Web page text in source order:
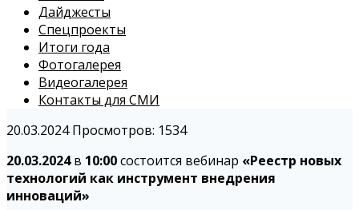
Дайджесты
Спецпроекты
Итоги года
Фотогалерея
Видеогалерея
Контакты для СМИ
20.03.2024 Просмотров: 1534
20.03.2024в 10:00состоится вебинар «Реестр новых
технологий как инструмент внедрения
инноваций»